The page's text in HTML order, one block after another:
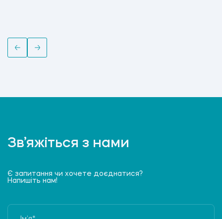
Зв’яжіться з нами
Є запитання чи хочете доєднатися?
Напишіть нам!